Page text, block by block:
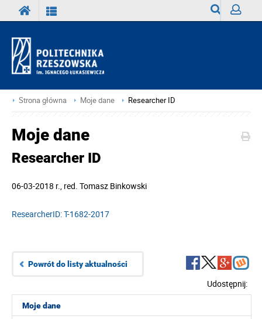
Strona główna Moje dane Researcher ID
Moje dane
Moje dane
Researcher ID
06-03-2018 r. , red. Tomasz Binkowski
ResearcherID: T-1682-2017
Udostępnij:
Powrót do listy aktualności